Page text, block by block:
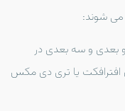
این نوع تیزر در 2 نوع دو بعدی و سه بعدی در
یا تری دی مکس